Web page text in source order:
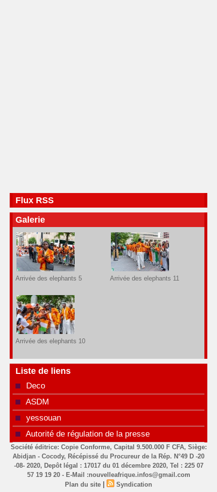
Flux RSS
Galerie
Arrivée des elephants 5 Arrivée des elephants 11
Arrivée des elephants 10
Liste de liens
Deco
ASDM
yessouan
Autorité de régulation de la presse
Société éditrice: Copie Conforme, Capital 9.500.000 F CFA, Siège:
Abidjan - Cocody, Récépissé du Procureur de la Rép. N°49 D -20
-08- 2020, Depôt légal : 17017 du 01 décembre 2020, Tel : 225 07
57 19 19 20 - E-Mail :nouvelleafrique.infos@gmail.com
Plan du site | Syndication